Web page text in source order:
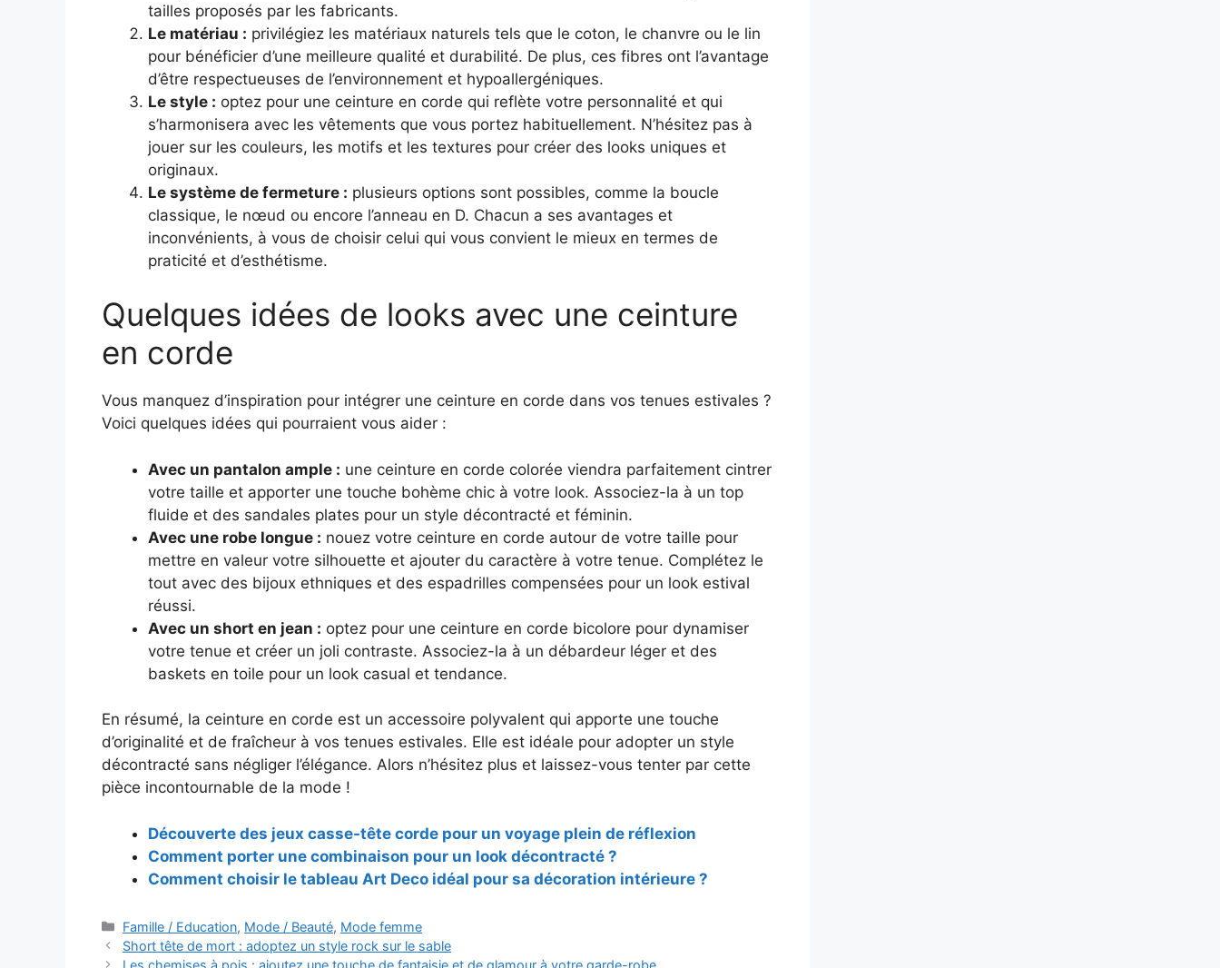
tailles proposés par les fabricants.
Le matériau : privilégiez les matériaux naturels tels que le coton, le chanvre ou le lin
pour bénéficier d’une meilleure qualité et durabilité. De plus, ces fibres ont l’avantage
d’être respectueuses de l’environnement et hypoallergéniques.
Le style : optez pour une ceinture en corde qui reflète votre personnalité et qui
s’harmonisera avec les vêtements que vous portez habituellement. N’hésitez pas à
jouer sur les couleurs, les motifs et les textures pour créer des looks uniques et
originaux.
Le système de fermeture : plusieurs options sont possibles, comme la boucle
classique, le nœud ou encore l’anneau en D. Chacun a ses avantages et
inconvénients, à vous de choisir celui qui vous convient le mieux en termes de
praticité et d’esthétisme.
Quelques idées de looks avec une ceinture
en corde
Vous manquez d’inspiration pour intégrer une ceinture en corde dans vos tenues estivales ?
Voici quelques idées qui pourraient vous aider :
Avec un pantalon ample : une ceinture en corde colorée viendra parfaitement cintrer
votre taille et apporter une touche bohème chic à votre look. Associez-la à un top
fluide et des sandales plates pour un style décontracté et féminin.
Avec une robe longue : nouez votre ceinture en corde autour de votre taille pour
mettre en valeur votre silhouette et ajouter du caractère à votre tenue. Complétez le
tout avec des bijoux ethniques et des espadrilles compensées pour un look estival
réussi.
Avec un short en jean : optez pour une ceinture en corde bicolore pour dynamiser
votre tenue et créer un joli contraste. Associez-la à un débardeur léger et des
baskets en toile pour un look casual et tendance.
En résumé, la ceinture en corde est un accessoire polyvalent qui apporte une touche
d’originalité et de fraîcheur à vos tenues estivales. Elle est idéale pour adopter un style
décontracté sans négliger l’élégance. Alors n’hésitez plus et laissez-vous tenter par cette
pièce incontournable de la mode !
Découverte des jeux casse-tête corde pour un voyage plein de réflexion
Comment porter une combinaison pour un look décontracté ?
Comment choisir le tableau Art Deco idéal pour sa décoration intérieure ?
Catégories
Famille / Education, Mode / Beauté, Mode femme
Navigation
des
Short tête de mort : adoptez un style rock sur le sable
Les chemises à pois : ajoutez une touche de fantaisie et de glamour à votre garde-robe